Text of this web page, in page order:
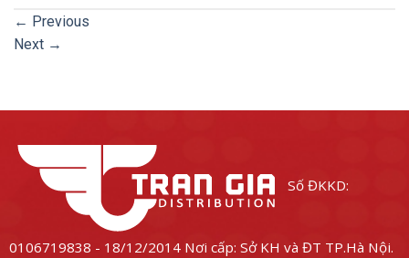
← Previous
Next →
Số ĐKKD:
0106719838 - 18/12/2014 Nơi cấp: Sở KH và ĐT TP.Hà Nội.